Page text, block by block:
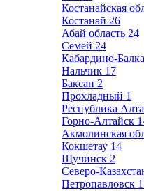
Костанайская
Костанай 26
Абай область 24
Семей 24
Кабардино-
Нальчик 17
Баксан 2
Прохладный 1
Республика
Горно-Алтайск
Акмолинская
Кокшетау 14
Щучинск 2
Северо-
Петропавловск